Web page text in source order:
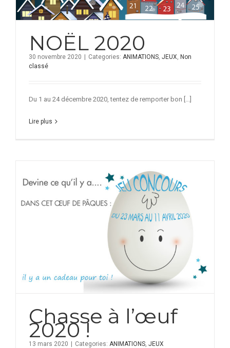
NOËL 2020
30 novembre 2020 | Categories: ANIMATIONS JEUX Non
classé
Du 1 au 24 décembre 2020, tentez de remporter bon [...]
Lire plus
Chasse à l’œuf
2020 !
13 mars 2020 Categories: ANIMATIONS, JEUX